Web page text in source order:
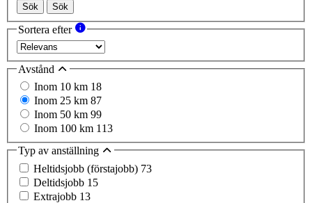
Sök Sök
Sortera efter
Avstånd
Inom 10 km 18
Inom 25 km 87
Inom 50 km 99
Inom 100 km 113
Typ av anställning
Heltidsjobb (förstajobb) 73
Deltidsjobb 15
Extrajobb 13